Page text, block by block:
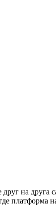
на друга
платформа